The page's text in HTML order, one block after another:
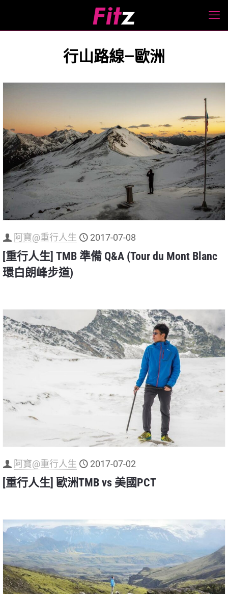
行山路線—歐洲
阿寶@重行人生 2017-07-08
[重行人生] TMB 準備 Q&A (Tour du Mont Blanc
環白朗峰步道)
阿寶@重行人生 2017-07-02
[重行人生] 歐洲TMB vs 美國PCT